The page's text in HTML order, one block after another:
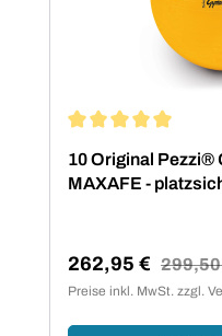
10 Original Pezzi®
MAXAFE -
Verkaufspreis:
262,95 €
Preise inkl. MwSt. zzgl.